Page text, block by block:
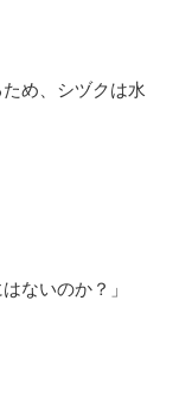
め、シヅクは水
ないのか？」